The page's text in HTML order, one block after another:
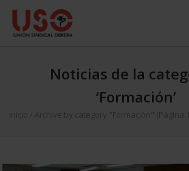
Noticias de la
‘Formación’
Inicio Archive by category "Formación" (Página